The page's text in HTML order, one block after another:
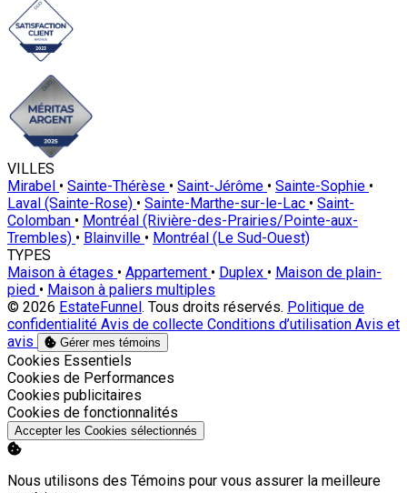
VILLES
Mirabel • Sainte-Thérèse • Saint-Jérôme • Sainte-Sophie •
Laval (Sainte-Rose) • Sainte-Marthe-sur-le-Lac • Saint-
Colomban • Montréal (Rivière-des-Prairies/Pointe-aux-
Trembles) • Blainville • Montréal (Le Sud-Ouest)
TYPES
Maison à étages • Appartement • Duplex • Maison de plain-
pied • Maison à paliers multiples
© 2026 EstateFunnel. Tous droits réservés. Politique de
confidentialité Avis de collecte Conditions d’utilisation Avis et
avis
Gérer mes témoins
Activer
Cookies Essentiels
Activer
Cookies de Performances
Activer
Cookies publicitaires
Activer
Cookies de fonctionnalités
Accepter les Cookies sélectionnés
Nous utilisons des Témoins pour vous assurer la meilleure